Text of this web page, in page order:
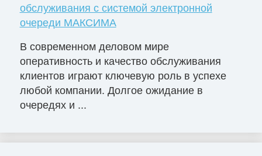
обслуживания с системой электронной
очереди МАКСИМА
В современном деловом мире
оперативность и качество обслуживания
клиентов играют ключевую роль в успехе
любой компании. Долгое ожидание в
очередях и ...